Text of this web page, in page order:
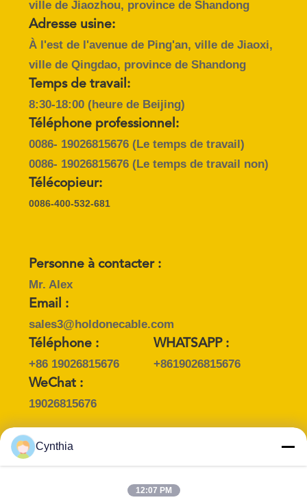
QUALITÉ
CONTACTEZ-
NOUS
NOUVELLES
PLAN
SITE
CONFIDENTIALITÉ
ville de Jiaozhou, province de Shandong
Adresse usine:
À l'est de l'avenue de Ping'an, ville de Jiaoxi,
ville de Qingdao, province de Shandong
Temps de travail:
8:30-18:00 (heure de Beijing)
Téléphone professionnel:
0086- 19026815676(Le temps de travail)
0086- 19026815676(Le temps de travail non)
Télécopieur:
0086-400-532-681
Personne à contacter :
Mr. Alex
Email :
sales3@holdonecable.com
Téléphone :
+86 19026815676
WHATSAPP :
+8619026815676
WeChat :
19026815676
Personne à contacter :
Cynthia
12:07 PM